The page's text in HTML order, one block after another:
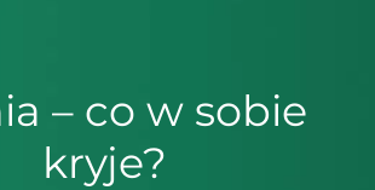
– co w sobie
kryje?